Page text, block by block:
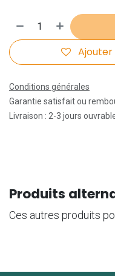
Ajouter
Conditions générales
Garantie satisfait ou
Livraison : 2-3 jours
Produits
Ces autres produits